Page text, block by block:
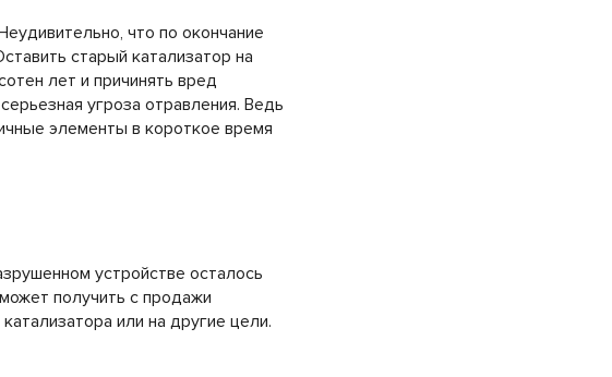
что по окончание
старый катализатор на
лет и причинять вред
угроза отравления. Ведь
элементы в короткое время
устройстве осталось
получить с продажи
или на другие цели.